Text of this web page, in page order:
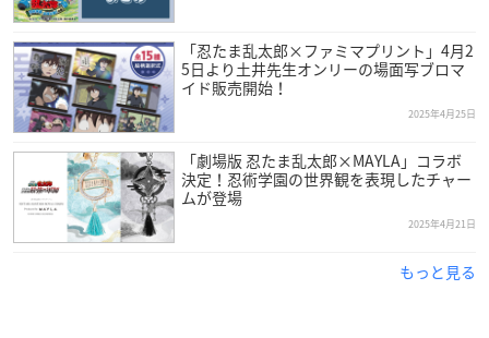
「忍たま乱太郎×ファミマプリント」4月2
5日より土井先生オンリーの場面写ブロマ
イド販売開始！
2025年4月25日
「劇場版 忍たま乱太郎×MAYLA」コラボ
決定！忍術学園の世界観を表現したチャー
ムが登場
2025年4月21日
もっと見る